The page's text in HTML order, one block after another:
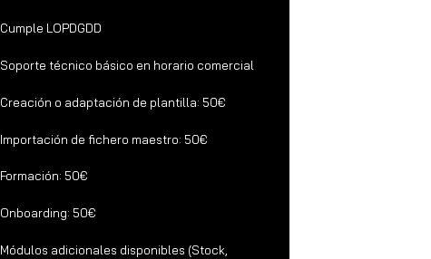
Cumple LOPDGDD
Soporte técnico básico en horario comercial
Creación o adaptación de plantilla: 50€
Importación de fichero maestro: 50€
Formación: 50€
Onboarding: 50€
Módulos adicionales disponibles (Stock,